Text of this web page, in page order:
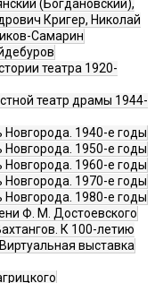
(Богдановский),
Кригер, Николай
Самарин
театра 1920-
театр драмы 1944-
1940-е годы
1950-е годы
1960-е годы
1970-е годы
1980-е годы
Ф. М. Достоевского
К 100-летию
выставка